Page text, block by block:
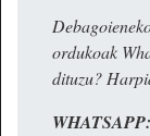
ordukoak
dituzu?
WHATSAPP: